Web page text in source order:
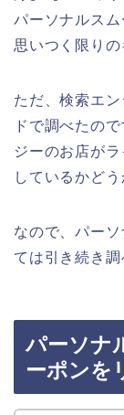
パーソナルス
思いつく限りの
ただ、検索エ
ドで調べたの
ジーのお店が
しているかど
なので、パー
ては引き続き
パーソナ
ーポンを